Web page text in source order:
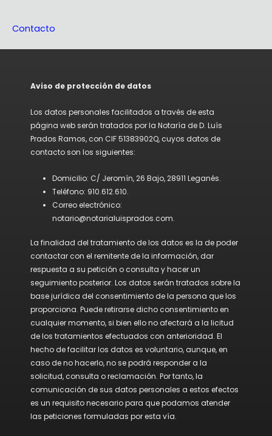
Contacto
Aviso de protección de datos
Los datos personales facilitados a través de esta
página web serán tratados por la Notaría de D. Luís
Prados Ramos, con CIF 51383902Q, cuyos datos de
contacto son los siguientes:
Domicilio: C/ Jeromín, 26 Bajo, 28911 Leganés.
Teléfono: 910.612.610.
Correo electrónico:
notario@notarialuisprados.com.
La finalidad del tratamiento de los datos es la de poder
contactar con el remitente de la información, dar
respuesta a su petición o consulta y hacer un
seguimiento posterior. Los datos serán tratados sobre la
base jurídica del consentimiento de la persona que los
proporciona. Puede retirarse dicho consentimiento en
cualquier momento, si bien ello no afectará a la licitud
de los tratamientos efectuados con anterioridad. El
hecho de facilitar los datos es voluntario, aunque, en
caso de no hacerlo, no se podrá responder a la
solicitud, consulta o reclamación. Por tanto, la
comunicación de sus datos personales a estos efectos
es un requisito necesario para que podamos atender
las peticiones formuladas por esta vía.